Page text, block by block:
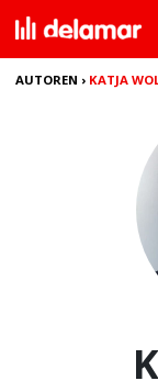
AUTOREN › KATJA